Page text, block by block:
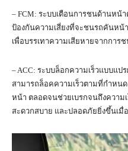
– FCM: ระบบเตือนการชนด้านหน้
ป้องกันความเสี่ยงที่จะชนรถคันหน้
เพื่อบรรเทาความเสียหายจากการ
– ACC: ระบบล็อกความเร็วแบบแ
สามารถล็อคความเร็วตามที่กำหน
หน้า ตลอดจนช่วยเบรกจนถึงความ
สะดวกสบาย และปลอดภัยยิ่งขึ้นเมื่